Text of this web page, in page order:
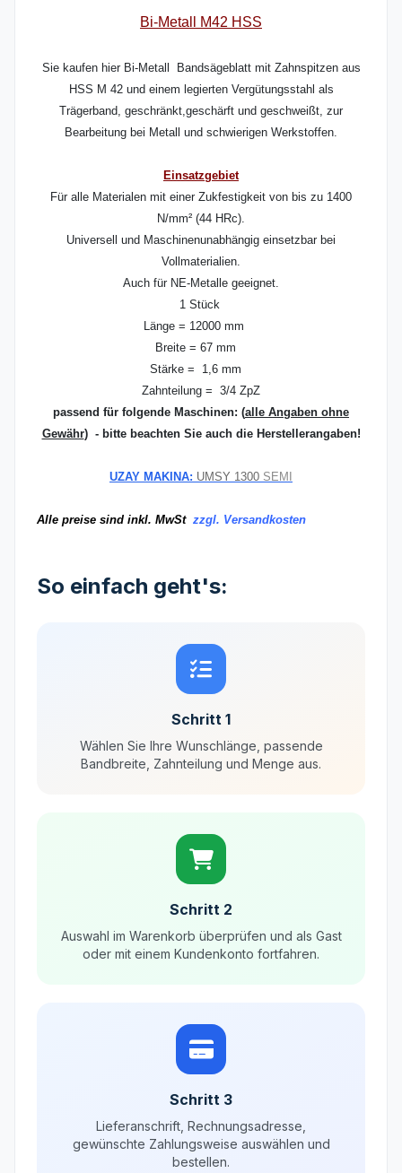
Bi-Metall M42 HSS
Sie kaufen hier Bi-Metall Bandsägeblatt mit Zahnspitzen aus
HSS M 42 und einem legierten Vergütungsstahl als
Trägerband, geschränkt,geschärft und geschweißt, zur
Bearbeitung bei Metall und schwierigen Werkstoffen.
Einsatzgebiet
Für alle Materialen mit einer Zukfestigkeit von bis zu 1400
N/mm² (44 HRc).
Universell und Maschinenunabhängig einsetzbar bei
Vollmaterialien.
Auch für NE-Metalle geeignet.
1 Stück
Länge = 12000 mm
Breite = 67 mm
Stärke = 1,6 mm
Zahnteilung = 3/4 ZpZ
passend für folgende Maschinen: (alle Angaben ohne
Gewähr) - bitte beachten Sie auch die Herstellerangaben!
UZAY MAKINA: UMSY 1300 SEMI
Alle preise sind inkl. MwSt zzgl. Versandkosten
So einfach geht's:
Schritt 1
Wählen Sie Ihre Wunschlänge, passende
Bandbreite, Zahnteilung und Menge aus.
Schritt 2
Auswahl im Warenkorb überprüfen und als Gast
oder mit einem Kundenkonto fortfahren.
Schritt 3
Lieferanschrift, Rechnungsadresse,
gewünschte Zahlungsweise auswählen und
bestellen.